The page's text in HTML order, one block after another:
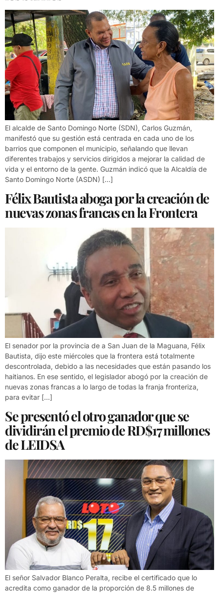
El alcalde de Santo Domingo Norte (SDN), Carlos Guzmán,
manifestó que su gestión está centrada en cada uno de los
barrios que componen el municipio, señalando que llevan
diferentes trabajos y servicios dirigidos a mejorar la calidad de
vida y el entorno de la gente. Guzmán indicó que la Alcaldía de
Santo Domingo Norte (ASDN) […]
Félix Bautista aboga por la creación de
nuevas zonas francas en la Frontera
El senador por la provincia de a San Juan de la Maguana, Félix
Bautista, dijo este miércoles que la frontera está totalmente
descontrolada, debido a las necesidades que están pasando los
haitianos. En ese sentido, el legislador abogó por la creación de
nuevas zonas francas a lo largo de todas la franja fronteriza,
para evitar […]
Se presentó el otro ganador que se
dividirán el premio de RD$17 millones
de LEIDSA
El señor Salvador Blanco Peralta, recibe el certificado que lo
acredita como ganador de la proporción de 8.5 millones de